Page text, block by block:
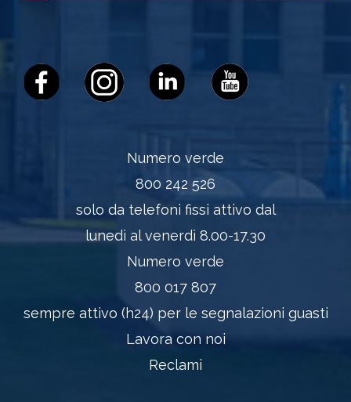
Numero verde
800 242 526
solo da telefoni fissi attivo dal
lunedì al venerdì 8.00-17.30
Numero verde
800 017 807
sempre attivo (h24) per le segnalazioni guasti
Lavora con noi
Reclami